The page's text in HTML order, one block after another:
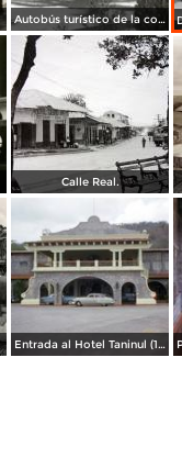
Autobús turístico de la compañía Morgan Turismo, frente al Hotel Valles
Calle Real.
Entrada al Hotel Taninul (1954)